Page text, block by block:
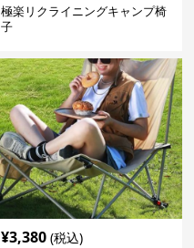
極楽リクライニングキャンプ椅
子
¥3,380 (税込)